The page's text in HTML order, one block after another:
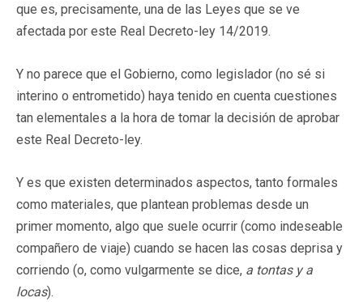
que es, precisamente, una de las Leyes que se ve
afectada por este Real Decreto-ley 14/2019.
Y no parece que el Gobierno, como legislador (no sé si
interino o entrometido) haya tenido en cuenta cuestiones
tan elementales a la hora de tomar la decisión de aprobar
este Real Decreto-ley.
Y es que existen determinados aspectos, tanto formales
como materiales, que plantean problemas desde un
primer momento, algo que suele ocurrir (como indeseable
compañero de viaje) cuando se hacen las cosas deprisa y
corriendo (o, como vulgarmente se dice, a tontas y a
locas).